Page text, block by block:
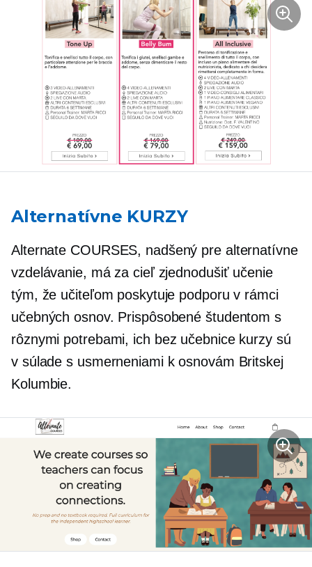
Alternatívne KURZY
Alternate COURSES, nadšený pre alternatívne
vzdelávanie, má za cieľ zjednodušiť učenie
tým, že učiteľom poskytuje podporu v rámci
učebných osnov. Prispôsobené študentom s
rôznymi potrebami, ich bez učebnicekurzy sú
v súlade s usmerneniami k osnovám Britskej
Kolumbie.